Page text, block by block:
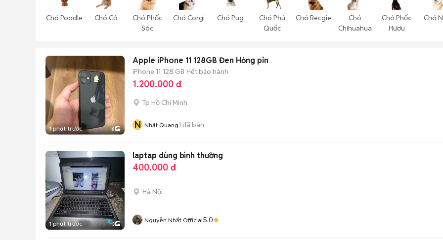
Chó Poodle Chó Cỏ
Chó Phốc
Sóc
Chó Corgi Chó Pug
Chó Phú
Quốc
Chó Becgie
Chó
Chihuahua
Chó Phốc
Hươu
Chó
1 phút trước 6
Apple iPhone 11 128GB Đen Hỏng pin
iPhone 11 128 GB Hết bảo hành
1.200.000 đ
Tp Hồ Chí Minh
N Nhật Quang1 đã bán
1 phút trước 3
laptap dùng bình thường
400.000 đ
Hà Nội
Nguyễn Nhất Official5.0